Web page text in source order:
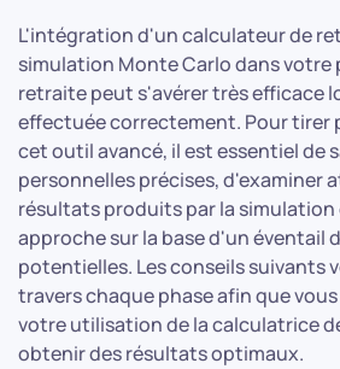
L'intégration d'un calculateur de
simulation Monte Carlo dans votre
retraite peut s'avérer très efficace
effectuée correctement. Pour tirer
cet outil avancé, il est essentiel de
personnelles précises, d'examiner
résultats produits par la
approche sur la base d'un éventail
potentielles. Les conseils suivants
travers chaque phase afin que
votre utilisation de la calculatrice
obtenir des résultats optimaux.